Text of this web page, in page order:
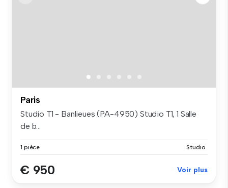
Paris
Studio T1 - Banlieues (PA-4950) Studio T1, 1 Salle
de b...
1 pièce Studio
€ 950 Voir plus